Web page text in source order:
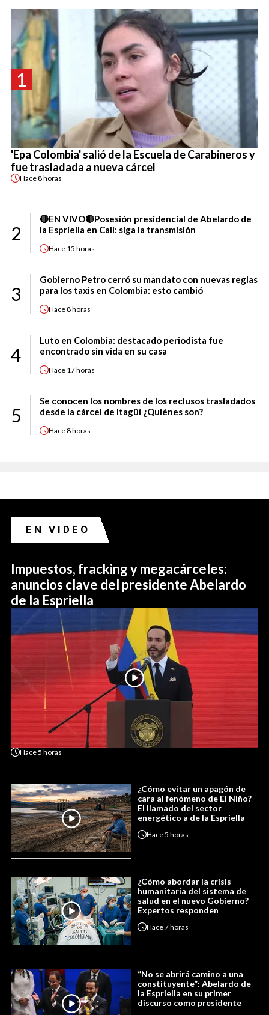
1
'Epa Colombia' salió de la Escuela de Carabineros y
fue trasladada a nueva cárcel
Hace8 horas
2
🔴EN VIVO🔴Posesión presidencial de Abelardo de
la Espriella en Cali: siga la transmisión
Hace 15 horas
3
Gobierno Petro cerró su mandato con nuevas reglas
para los taxis en Colombia: esto cambió
Hace8 horas
4
Luto en Colombia: destacado periodista fue
encontrado sin vida en su casa
Hace 17 horas
5
Se conocen los nombres de los reclusos trasladados
desde la cárcel de Itagüí ¿Quiénes son?
Hace8 horas
EN VIDEO
Impuestos, fracking y megacárceles:
anuncios clave del presidente Abelardo
de la Espriella
Hace5 horas
¿Cómo evitar un apagón de
cara al fenómeno de El Niño?
El llamado del sector
energético a de la Espriella
Hace5 horas
¿Cómo abordar la crisis
humanitaria del sistema de
salud en el nuevo Gobierno?
Expertos responden
Hace7 horas
“No se abrirá camino a una
constituyente”: Abelardo de
la Espriella en su primer
discurso como presidente